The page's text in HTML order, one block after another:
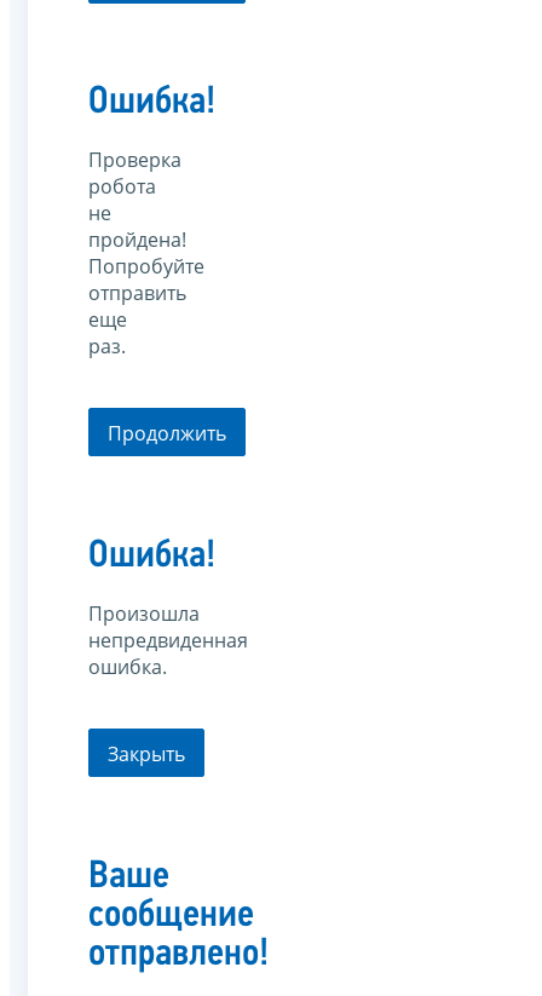
Ошибка!
Проверка
робота
не
пройдена!
Попробуйте
отправить
еще
раз.
Продолжить
Ошибка!
Произошла
непредвиденная
ошибка.
Закрыть
Ваше
сообщение
отправлено!